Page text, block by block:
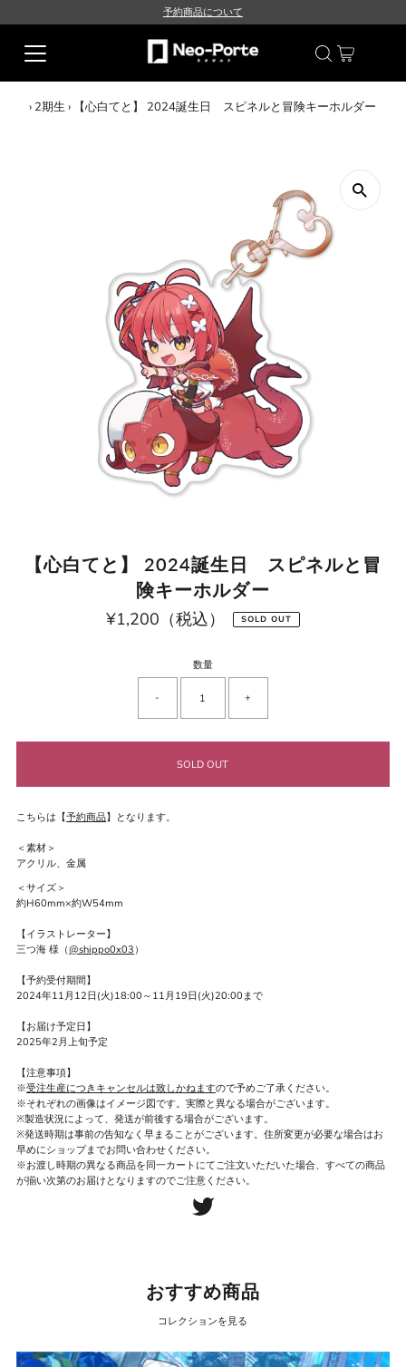
予約商品について
› 2期生› 【心白てと】 2024誕生日 スピネルと冒険キーホルダー
【心白てと】 2024誕生日 スピネルと冒
険キーホルダー
通
常
¥1,200（税込） SOLD OUT
数量
- +
こちらは【予約商品】となります。
＜素材＞
アクリル、金属
＜サイズ＞
約H60mm×約W54mm
【イラストレーター】
三つ海 様（@shippo0x03 ）
【予約受付期間】
2024年11月12日(火)18:00～11月19日(火)20:00まで
【お届け予定日】
2025年2月上旬予定
【注意事項】
※受注生産につきキャンセルは致しかねますので予めご了承ください。
※それぞれの画像はイメージ図です。実際と異なる場合がございます。
※製造状況によって、発送が前後する場合がございます。
※発送時期は事前の告知なく早まることがございます。住所変更が必要な場合はお
早めにショップまでお問い合わせください。
※お渡し時期の異なる商品を同一カートにてご注文いただいた場合、すべての商品
が揃い次第のお届けとなりますのでご注意ください。
おすすめ商品
コレクションを見る